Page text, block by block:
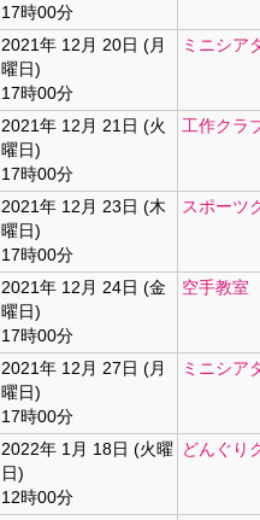
17時00分
2021年 12月 20日 (月
曜日)
17時00分
ミニシア
2021年 12月 21日 (火
曜日)
17時00分
工作クラ
2021年 12月 23日 (木
曜日)
17時00分
スポーツ
2021年 12月 24日 (金
曜日)
17時00分
空手教室
2021年 12月 27日 (月
曜日)
17時00分
ミニシア
2022年 1月 18日 (火曜
日)
12時00分
どんぐり